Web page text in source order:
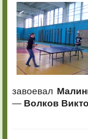
завоевал
— Волков